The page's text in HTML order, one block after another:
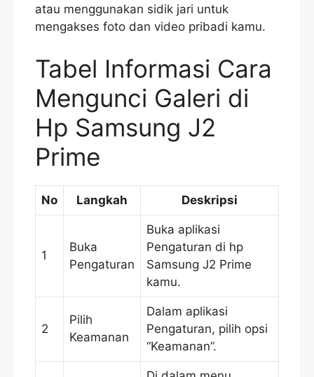
atau menggunakan sidik jari untuk
mengakses foto dan video pribadi kamu.
Tabel Informasi Cara
Mengunci Galeri di
Hp Samsung J2
Prime
No Langkah Deskripsi
1
Buka
Pengaturan
Buka aplikasi
Pengaturan di hp
Samsung J2 Prime
kamu.
2
Pilih
Keamanan
Dalam aplikasi
Pengaturan, pilih opsi
“Keamanan”.